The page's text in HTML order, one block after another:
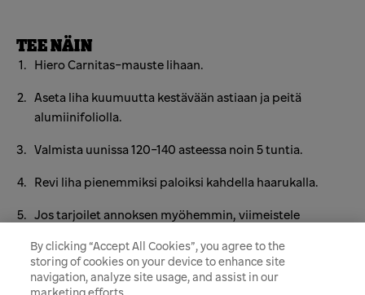
TEE NÄIN
Hiero Carnitas-mauste lihaan.
Aseta liha kuumuutta kestävään astiaan ja peitä
alumiinifoliolla.
Valmista uunissa 120-140 asteessa noin 5 tuntia.
Revi liha pienemmiksi paloiksi kahdella haarukalla.
Jos tarjoilet annoksen myöhemmin, viimeistele
kuivassa paistinpannussa.
By clicking “Accept All Cookies”, you agree to the
storing of cookies on your device to enhance site
navigation, analyze site usage, and assist in our